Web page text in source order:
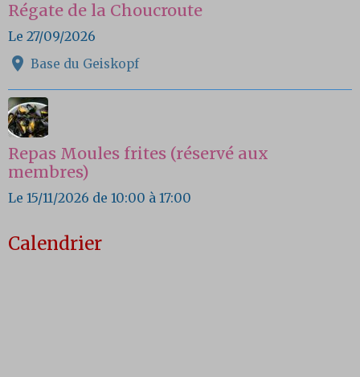
Régate de la Choucroute
Le 27/09/2026
Base du Geiskopf
Repas Moules frites (réservé aux
membres)
Le 15/11/2026 de 10:00 à 17:00
Calendrier